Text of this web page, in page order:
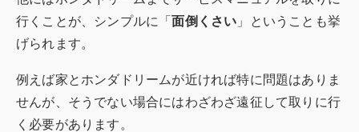
行くことが、シンプルに「面倒くさい 」ということも挙
げられます。
例えば家とホンダドリームが近ければ特に問題はありま
せんが、そうでない場合にはわざわざ遠征して取りに行
く必要があります。